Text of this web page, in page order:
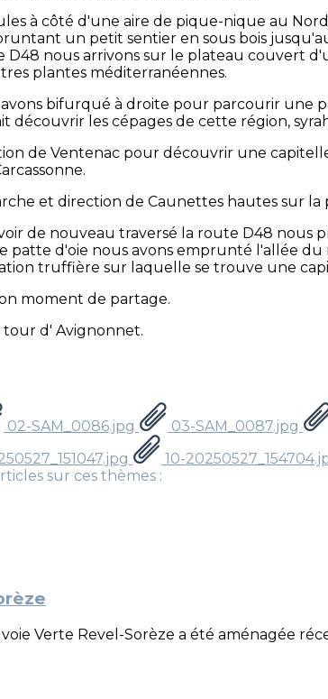
à côté d'une aire de pique-nique au
un petit sentier en sous bois
nous arrivons sur le plateau couvert
plantes méditerranéennes.
bifurqué à droite pour parcourir une
découvrir les cépages de cette région,
de Ventenac pour découvrir une
et direction de Caunettes hautes sur
de nouveau traversé la route D48 nous
patte d'oie nous avons emprunté l'allée
truffière sur laquelle se trouve une
moment de partage.
tour d' Avignonnet.
02-SAM_0086.jpg 03-SAM_0087.jpg
10-
sur ces thèmes :
Verte Revel-Sorèze a été aménagée